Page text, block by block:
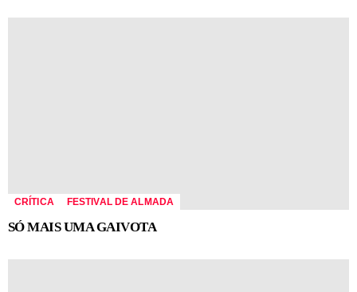
CRÍTICA FESTIVAL DE ALMADA
SÓ MAIS UMA GAIVOTA